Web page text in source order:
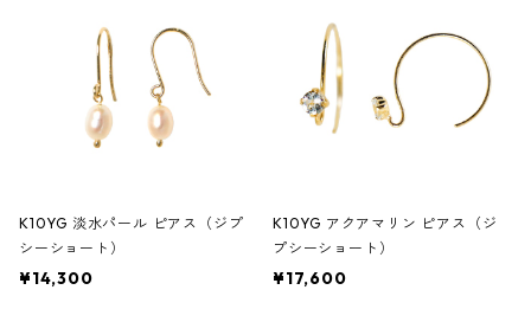
K10YG 淡水パール ピアス（ジプ
シーショート）
¥14,300
K10YG アクアマリン ピアス（ジ
プシーショート）
¥17,600